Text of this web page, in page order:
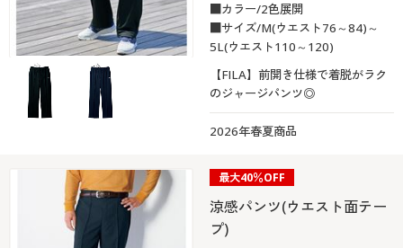
■カラー/2色展開
■サイズ/M(ウエスト76～84)～
5L(ウエスト110～120)
【FILA】前開き仕様で着脱がラク
のジャージパンツ◎
2026年春夏商品
最大40％OFF
涼感パンツ(ウエスト面テー
プ)